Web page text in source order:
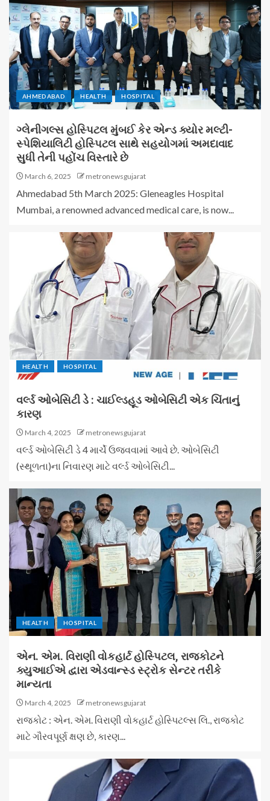
AHMEDABAD HEALTH HOSPITAL
ગ્લેનીગલ્સ હોસ્પિટલ મુંબઈ કેર એન્ડ ક્યોર મલ્ટી-
સ્પેશિયાલિટી હોસ્પિટલ સાથે સહયોગમાં અમદાવાદ
સુધી તેની પહોંચ વિસ્તારે છે
March 6, 2025 metronewsgujarat
Ahmedabad 5th March 2025: Gleneagles Hospital
Mumbai, a renowned advanced medical care, is now...
HEALTH HOSPITAL
વર્લ્ડ ઓબેસિટી ડે : ચાઈલ્ડહૂડ ઓબેસિટી એક ચિંતાનું
કારણ
March 4, 2025 metronewsgujarat
વર્લ્ડ ઓબેસિટી ડે 4 માર્ચે ઉજવવામાં આવે છે. ઓબેસિટી
(સ્થૂળતા)ના નિવારણ માટે વર્લ્ડ ઓબેસિટી...
HEALTH HOSPITAL
એન. એમ. વિરાણી વોકહાર્ટ હોસ્પિટલ, રાજકોટને
ક્યુઆઈએ દ્વારા એડવાન્સ્ડ સ્ટ્રોક સેન્ટર તરીકે
માન્યતા
March 4, 2025 metronewsgujarat
રાજકોટ : એન. એમ. વિરાણી વોકહાર્ટ હોસ્પિટલ્સ લિ., રાજકોટ
માટે ગૌરવપૂર્ણ ક્ષણ છે, કારણ...